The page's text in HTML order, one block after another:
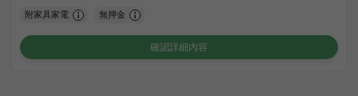
附家具家電 無押金
確認詳細內容